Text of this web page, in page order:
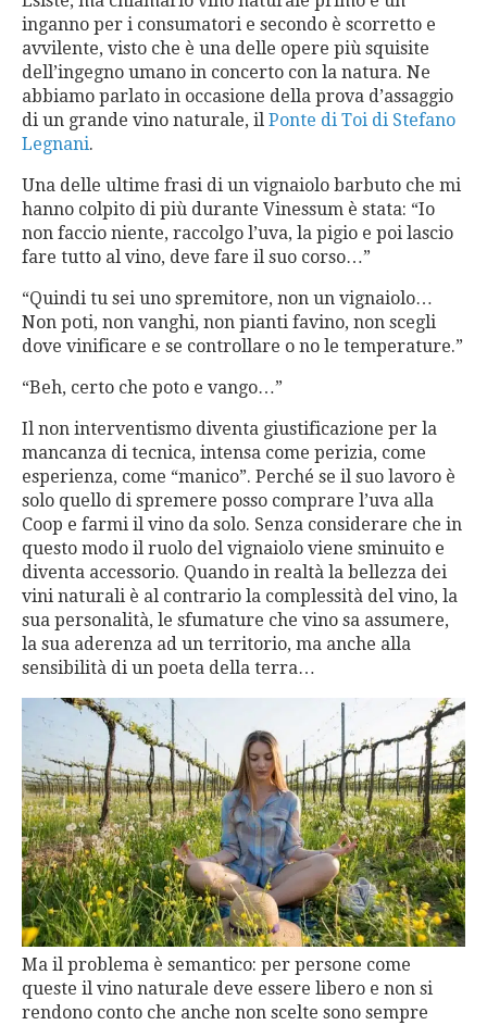
inganno per i consumatori e secondo è scorretto e
avvilente, visto che è una delle opere più squisite
dell’ingegno umano in concerto con la natura. Ne
abbiamo parlato in occasione della prova d’assaggio
di un grande vino naturale, il Ponte di Toi di Stefano
Legnani.
Una delle ultime frasi di un vignaiolo barbuto che mi
hanno colpito di più durante Vinessum è stata: “Io
non faccio niente, raccolgo l’uva, la pigio e poi lascio
fare tutto al vino, deve fare il suo corso…”
“Quindi tu sei uno spremitore, non un vignaiolo…
Non poti, non vanghi, non pianti favino, non scegli
dove vinificare e se controllare o no le temperature.”
“Beh, certo che poto e vango…”
Il non interventismo diventa giustificazione per la
mancanza di tecnica, intensa come perizia, come
esperienza, come “manico”. Perché se il suo lavoro è
solo quello di spremere posso comprare l’uva alla
Coop e farmi il vino da solo. Senza considerare che in
questo modo il ruolo del vignaiolo viene sminuito e
diventa accessorio. Quando in realtà la bellezza dei
vini naturali è al contrario la complessità del vino, la
sua personalità, le sfumature che vino sa assumere,
la sua aderenza ad un territorio, ma anche alla
sensibilità di un poeta della terra…
Ma il problema è semantico: per persone come
queste il vino naturale deve essere libero e non si
rendono conto che anche non scelte sono sempre